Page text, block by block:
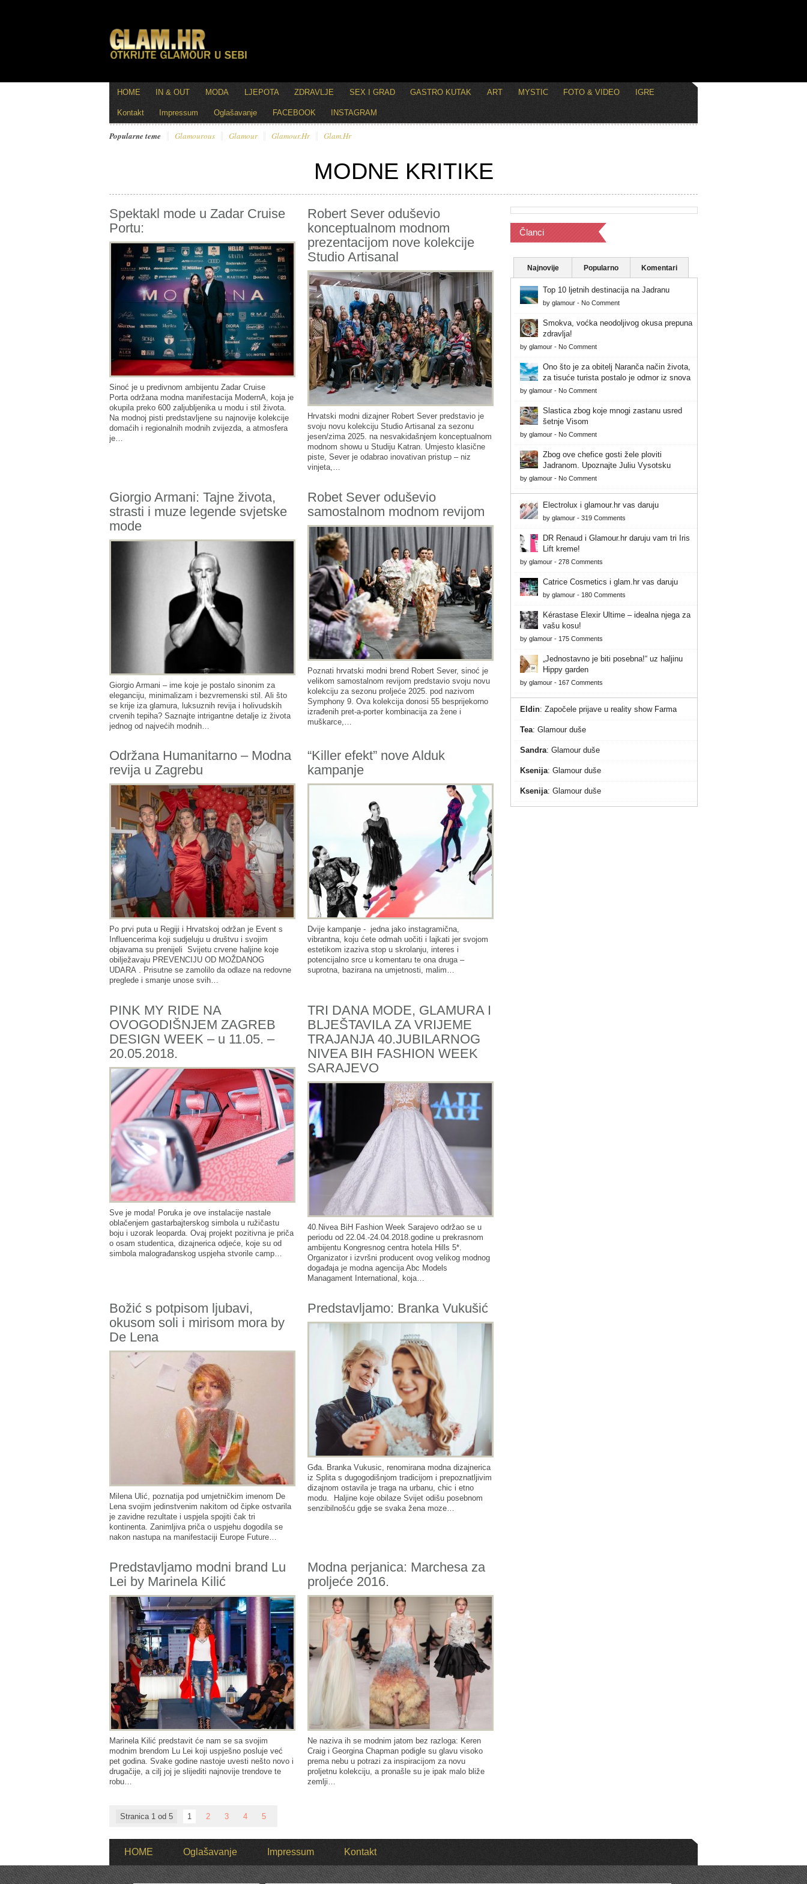
HOME IN & OUT MODA LJEPOTA ZDRAVLJE SEX I GRAD GASTRO KUTAK ART MYSTIC FOTO & VIDEO IGRE
Kontakt Impressum Oglašavanje FACEBOOK INSTAGRAM
Popularne teme Glamourous Glamour Glamour.hr Glam.hr
MODNE KRITIKE
Spektakl mode u Zadar Cruise
Portu:
Sinoć je u predivnom ambijentu Zadar Cruise
Porta održana modna manifestacija ModernA, koja je
okupila preko 600 zaljubljenika u modu i stil života.
Na modnoj pisti predstavljene su najnovije kolekcije
domaćih i regionalnih modnih zvijezda, a atmosfera
je…
Robert Sever oduševio
konceptualnom modnom
prezentacijom nove kolekcije
Studio Artisanal
Hrvatski modni dizajner Robert Sever predstavio je
svoju novu kolekciju Studio Artisanal za sezonu
jesen/zima 2025. na nesvakidašnjem konceptualnom
modnom showu u Studiju Katran. Umjesto klasične
piste, Sever je odabrao inovativan pristup – niz
vinjeta,…
Giorgio Armani: Tajne života,
strasti i muze legende svjetske
mode
Giorgio Armani – ime koje je postalo sinonim za
eleganciju, minimalizam i bezvremenski stil. Ali što
se krije iza glamura, luksuznih revija i holivudskih
crvenih tepiha? Saznajte intrigantne detalje iz života
jednog od najvećih modnih…
Robet Sever oduševio
samostalnom modnom revijom
Poznati hrvatski modni brend Robert Sever, sinoć je
velikom samostalnom revijom predstavio svoju novu
kolekciju za sezonu proljeće 2025. pod nazivom
Symphony 9. Ova kolekcija donosi 55 besprijekorno
izrađenih pret-a-porter kombinacija za žene i
muškarce,…
Održana Humanitarno – Modna
revija u Zagrebu
Po prvi puta u Regiji i Hrvatskoj održan je Event s
Influencerima koji sudjeluju u društvu i svojim
objavama su prenijeli Svijetu crvene haljine koje
obilježavaju PREVENCIJU OD MOŽDANOG
UDARA . Prisutne se zamolilo da odlaze na redovne
preglede i smanje unose svih…
“Killer efekt” nove Alduk
kampanje
Dvije kampanje - jedna jako instagramična,
vibrantna, koju ćete odmah uočiti i lajkati jer svojom
estetikom izaziva stop u skrolanju, interes i
potencijalno srce u komentaru te ona druga –
suprotna, bazirana na umjetnosti, malim…
PINK MY RIDE NA
OVOGODIŠNJEM ZAGREB
DESIGN WEEK – u 11.05. –
20.05.2018.
Sve je moda! Poruka je ove instalacije nastale
oblačenjem gastarbajterskog simbola u ružičastu
boju i uzorak leoparda. Ovaj projekt pozitivna je priča
o osam studentica, dizajnerica odjeće, koje su od
simbola malograđanskog uspjeha stvorile camp…
TRI DANA MODE, GLAMURA I
BLJEŠTAVILA ZA VRIJEME
TRAJANJA 40.JUBILARNOG
NIVEA BIH FASHION WEEK
SARAJEVO
40.Nivea BiH Fashion Week Sarajevo održao se u
periodu od 22.04.-24.04.2018.godine u prekrasnom
ambijentu Kongresnog centra hotela Hills 5*.
Organizator i izvršni producent ovog velikog modnog
događaja je modna agencija Abc Models
Managament International, koja…
Božić s potpisom ljubavi,
okusom soli i mirisom mora by
De Lena
Milena Ulić, poznatija pod umjetničkim imenom De
Lena svojim jedinstvenim nakitom od čipke ostvarila
je zavidne rezultate i uspjela spojiti čak tri
kontinenta. Zanimljiva priča o uspjehu dogodila se
nakon nastupa na manifestaciji Europe Future…
Predstavljamo: Branka Vukušić
Gđa. Branka Vukusic, renomirana modna dizajnerica
iz Splita s dugogodišnjom tradicijom i prepoznatljivim
dizajnom ostavila je traga na urbanu, chic i etno
modu. Haljine koje obilaze Svijet odišu posebnom
senzibilnošću gdje se svaka žena moze…
Predstavljamo modni brand Lu
Lei by Marinela Kilić
Marinela Kilić predstavit će nam se sa svojim
modnim brendom Lu Lei koji uspješno posluje već
pet godina. Svake godine nastoje uvesti nešto novo i
drugačije, a cilj joj je slijediti najnovije trendove te
robu…
Modna perjanica: Marchesa za
proljeće 2016.
Ne naziva ih se modnim jatom bez razloga: Keren
Craig i Georgina Chapman podigle su glavu visoko
prema nebu u potrazi za inspiracijom za novu
proljetnu kolekciju, a pronašle su je ipak malo bliže
zemlji…
Stranica 1 od 5 1 2 3 4 5
Članci
Najnovije Popularno Komentari
Top 10 ljetnih destinacija na Jadranu
by glamour - No Comment
Smokva, voćka neodoljivog okusa prepuna
zdravlja!
by glamour - No Comment
Ono što je za obitelj Naranča način života,
za tisuće turista postalo je odmor iz snova
by glamour - No Comment
Slastica zbog koje mnogi zastanu usred
šetnje Visom
by glamour - No Comment
Zbog ove chefice gosti žele ploviti
Jadranom. Upoznajte Juliu Vysotsku
by glamour - No Comment
Electrolux i glamour.hr vas daruju
by glamour - 319 Comments
DR Renaud i Glamour.hr daruju vam tri Iris
Lift kreme!
by glamour - 278 Comments
Catrice Cosmetics i glam.hr vas daruju
by glamour - 180 Comments
Kérastase Elexir Ultime – idealna njega za
vašu kosu!
by glamour - 175 Comments
„Jednostavno je biti posebna!“ uz haljinu
Hippy garden
by glamour - 167 Comments
Eldin: Započele prijave u reality show Farma
Tea: Glamour duše
Sandra: Glamour duše
Ksenija: Glamour duše
Ksenija: Glamour duše
HOME Oglašavanje Impressum Kontakt